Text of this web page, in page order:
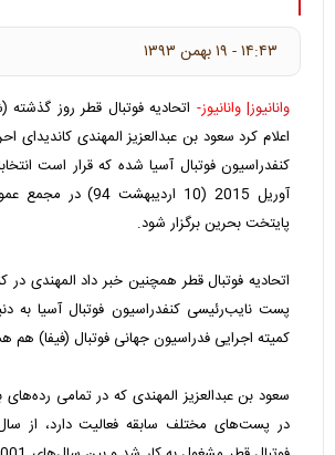
۱۴:۴۳ - ۱۹ بهمن ۱۳۹۳
وانانیوز| وانانیوز- اتحادیه فوتبال قطر روز
اعلام کرد سعود بن عبدالعزیز المهندی
پایتخت بحرین برگزار شود.
اتحادیه فوتبال قطر همچنین خبر داد المهندی در
پست نایب‌رئیسی کنفدراسیون فوتبال آسیا به
کمیته اجرایی فدراسیون جهانی فوتبال (فیفا)
سعود بن عبدالعزیز المهندی که در تمامی